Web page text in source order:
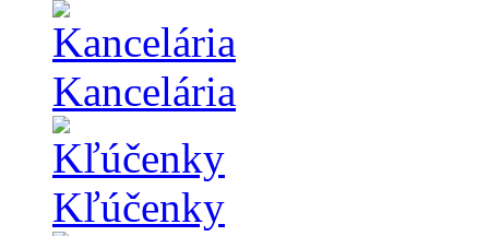
Kancelária
Kľúčenky